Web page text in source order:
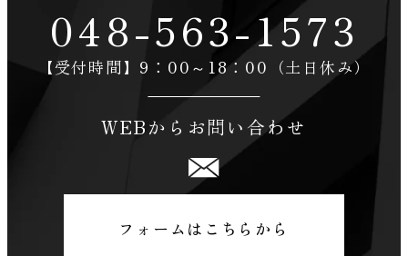
048-563-1573
【受付時間】9：00～18：00（土日休み）
WEBからお問い合わせ
フォームはこちらから